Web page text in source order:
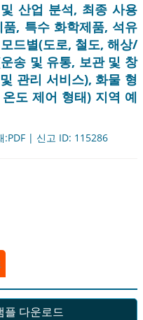
산업 분석, 최종 사용
, 특수 화학제품, 석유
드별(도로, 철도, 해상/
송 및 유통, 보관 및 창
관리 서비스), 화물 형
도 제어 형태) 지역 예
:PDF | 신고 ID: 115286
플 다운로드